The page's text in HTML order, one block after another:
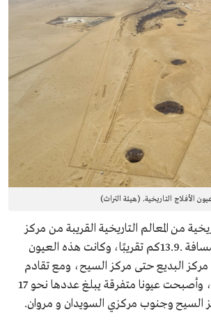
الأفلاج التاريخية. (هيئة التراث)
من المعالم التاريخية القريبة من مركز
مروان، إذ تبعد عنه مسافة .13.9كم تقريبًا، وكانت هذه العيون
البديع حتى مركز السيح، ومع تقادم
الزمن عليها انحسرت، وأصبحت عيونا متفرقة يبلغ عددها نحو 17
السيح وجنوب مركزي السويدان و مروان.